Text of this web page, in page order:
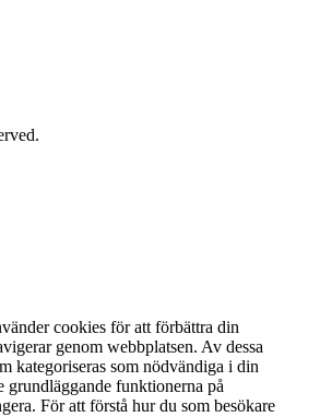
cookies för att förbättra din
genom webbplatsen. Av dessa
kategoriseras som nödvändiga i din
grundläggande funktionerna på
För att förstå hur du som besökare